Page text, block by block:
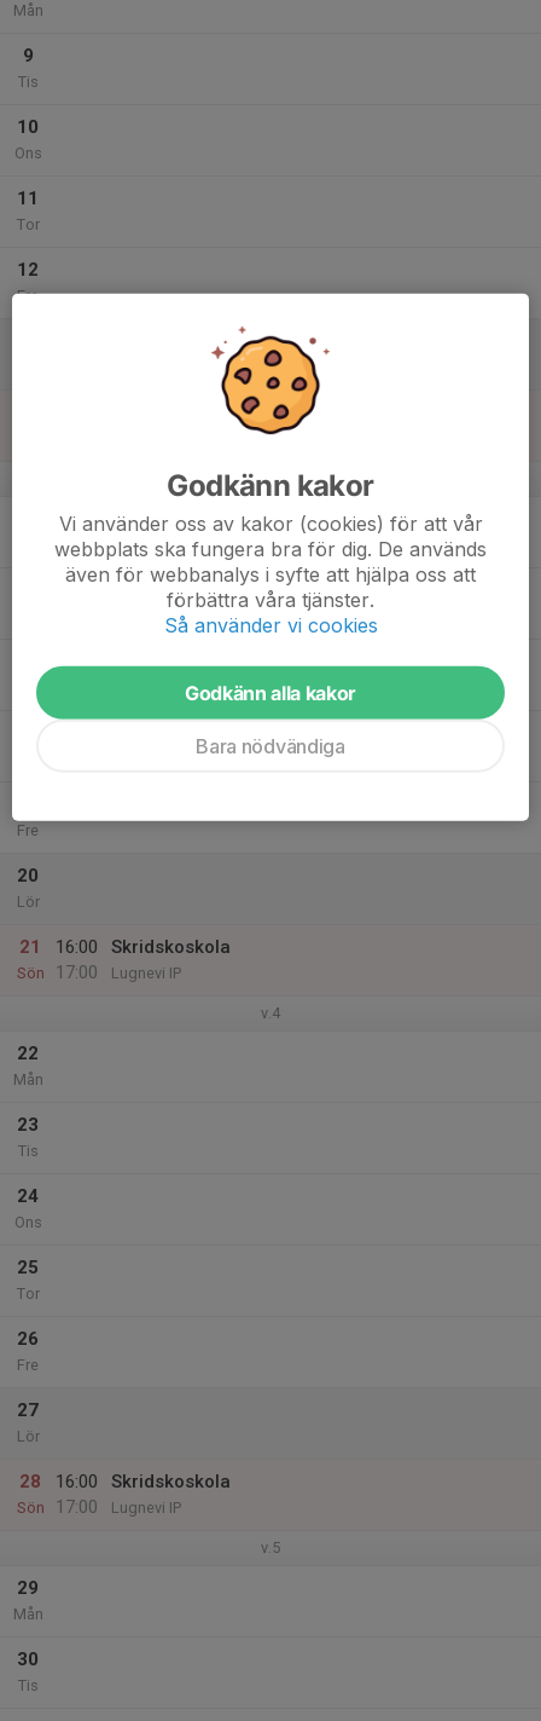
Mån
9
Tis
10
Ons
11
Tor
12
Fre
Skridskoskola
v.3
Ons
Fre
20
Lör
21
Sön
16:00
17:00
Skridskoskola
Lugnevi IP
v.4
22
Mån
23
Tis
24
Ons
25
Tor
26
Fre
27
Lör
28
Sön
16:00
17:00
Skridskoskola
Lugnevi IP
v.5
29
Mån
30
Tis
Godkänn kakor
Vi använder oss av kakor (cookies) för att vår
webbplats ska fungera bra för dig. De används
även för webbanalys i syfte att hjälpa oss att
förbättra våra tjänster.
Så använder vi cookies
Godkänn alla kakor
Bara nödvändiga